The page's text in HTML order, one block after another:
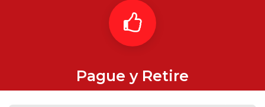
Pague y Retire